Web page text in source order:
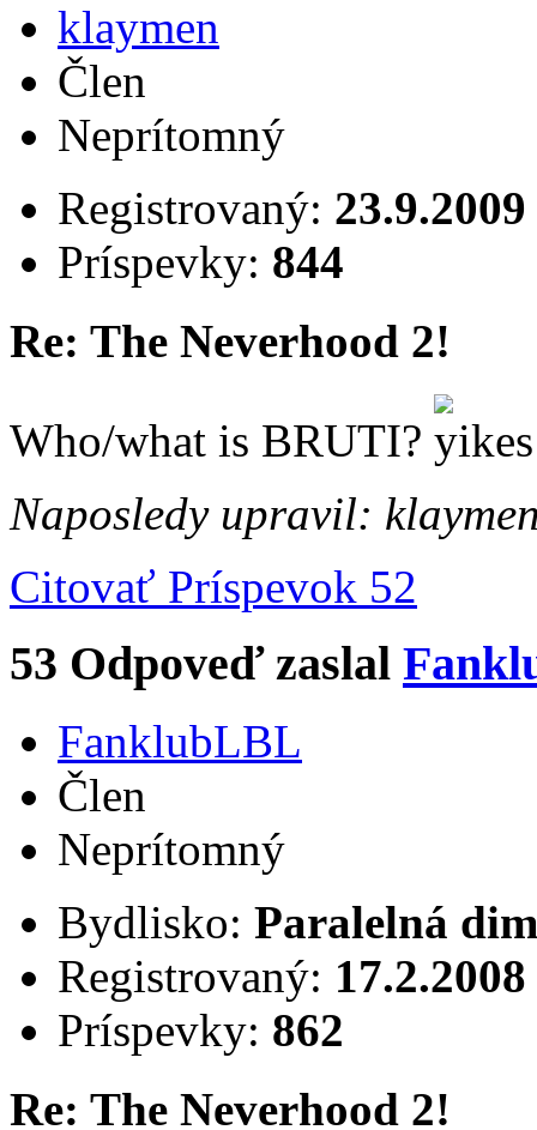
klaymen
Člen
Neprítomný
Registrovaný: 23.9.2009
Príspevky: 844
Re: The Neverhood 2!
Who/what is BRUTI?
Naposledy upravil:
Citovať Príspevok 52
53 Odpoveď zaslal
FanklubLBL
Člen
Neprítomný
Bydlisko: Paralelná
Registrovaný: 17.2.2008
Príspevky: 862
Re: The Neverhood 2!